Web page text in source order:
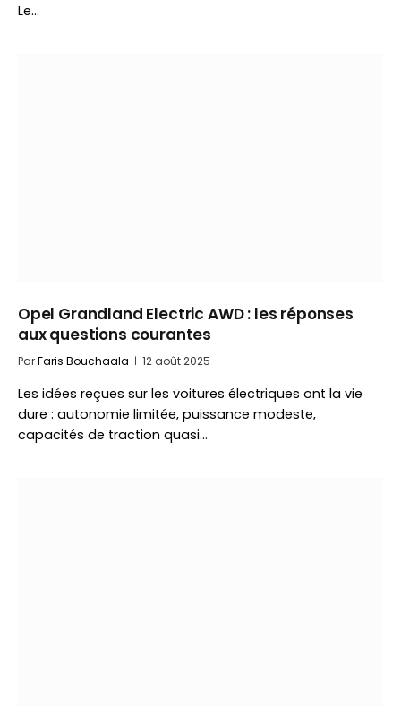
Le…
Opel Grandland Electric AWD : les réponses
aux questions courantes
ParFaris Bouchaala 12 août 2025
Les idées reçues sur les voitures électriques ont la vie
dure : autonomie limitée, puissance modeste,
capacités de traction quasi…